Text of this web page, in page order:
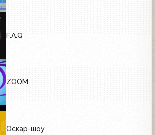
F.A.Q
ZOOM
Оскар-шоу